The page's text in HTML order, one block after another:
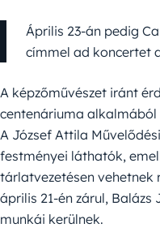
Április 23-án pedig
címmel ad koncertet
A képzőművészet iránt
centenáriuma
A József Attila
festményei láthatók,
tárlatvezetésen vehetnek
április 21-én zárul,
munkái kerülnek.